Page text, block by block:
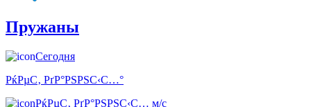
Пружаны
Сегодня
РќРµС‚ РґР°РЅРЅС‹С…°
РќРµС‚ РґР°РЅРЅС‹С… м/с